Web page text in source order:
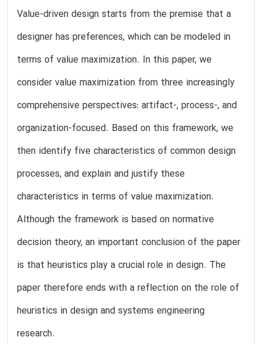
Value-driven design starts from the premise that a
designer has preferences, which can be modeled in
terms of value maximization. In this paper, we
consider value maximization from three increasingly
comprehensive perspectives: artifact-, process-, and
organization-focused. Based on this framework, we
then identify five characteristics of common design
processes, and explain and justify these
characteristics in terms of value maximization.
Although the framework is based on normative
decision theory, an important conclusion of the paper
is that heuristics play a crucial role in design. The
paper therefore ends with a reflection on the role of
heuristics in design and systems engineering
research.